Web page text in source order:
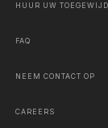
HUUR UW
FAQ
NEEM CONTACT OP
CAREERS